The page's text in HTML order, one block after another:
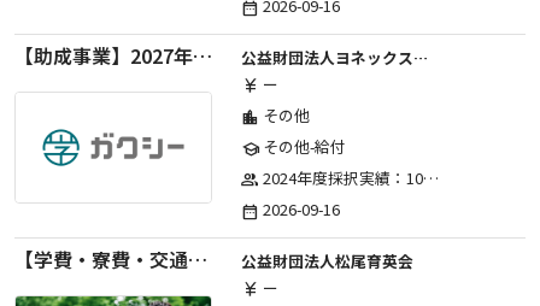
date_range 2026-09-16
【助成事業】2027年度（通年）ジュニアスポーツ振興に関する助成金
公益財団法人ヨネックススポーツ振興財団
currency_yen ー
location_city その他
schoolその他-給付
group 2024年度採択実績：107事業（前期45・後期62）、2025年度採択実績：103事業（前期48・後期55）、2026年度採択実績：97事業 ※2026年度より、前期・後期の区分を廃止し、年1回の申請受付となりました。
date_range 2026-09-16
【学費・寮費・交通費給付】2027年度第71期育英生募集
公益財団法人松尾育英会
currency_yen ー